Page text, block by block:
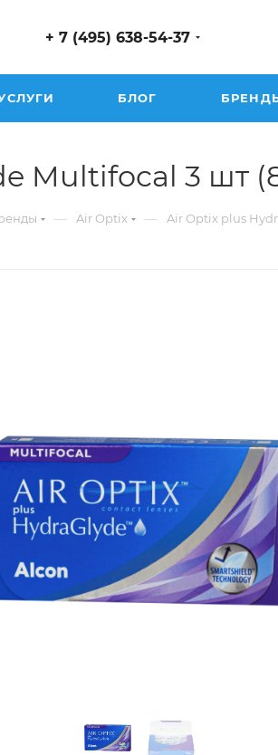
+ 7 (495) 638-54-37
БЛОГ
Multifocal 3 шт
— Air Optix — Air Optix plus